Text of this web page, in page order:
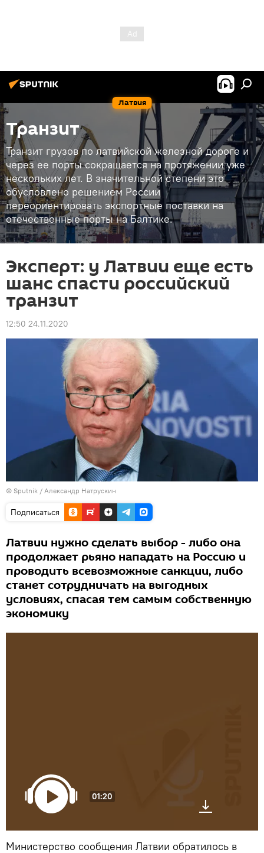
Латвия
Транзит
Транзит грузов по латвийской железной дороге и
через ее порты сокращается на протяжении уже
нескольких лет. В значительной степени это
обусловлено решением России
переориентировать экспортные поставки на
отечественные порты на Балтике.
Эксперт: у Латвии еще есть
шанс спасти российский
транзит
12:50 24.11.2020
© Sputnik / Александр Натрускин
Подписаться
Латвии нужно сделать выбор - либо она
продолжает рьяно нападать на Россию и
проводить всевозможные санкции, либо
станет сотрудничать на выгодных
условиях, спасая тем самым собственную
экономику
01:20
Министерство сообщения Латвии обратилось в